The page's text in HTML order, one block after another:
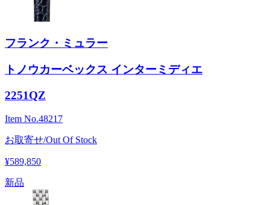
フランク・ミュラー
トノウカーベックス インターミディエ
2251QZ
Item No.48217
お取寄せ/Out Of Stock
¥589,850
新品